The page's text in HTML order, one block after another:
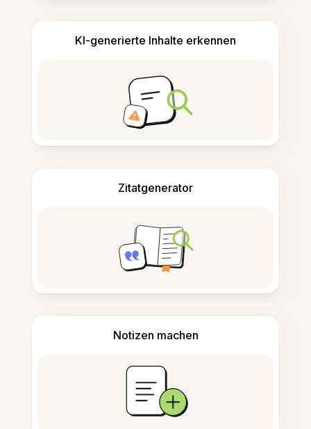
KI-generierte Inhalte erkennen
Zitatgenerator
Notizen machen